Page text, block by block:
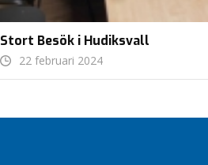
Stort Besök i Hudiksvall
22 februari 2024